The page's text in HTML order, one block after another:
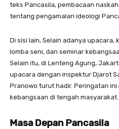
teks Pancasila, pembacaan
tentang pengamalan ideologi
Di sisi lain, Selain adanya
lomba seni, dan seminar
Selain itu, di Lenteng Agung,
upacara dengan inspektur Djarot
Pranowo turut hadir. Peringatan
kebangsaan di tengah masyarakat.
Masa Depan Pancasila